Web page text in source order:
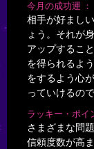
今月の成功運
相手が好まし
ょう。それが
アップするこ
を得られるよ
をするよう心
っていけるので
ラッキー・ポイ
さまざまな問
信頼度数が高